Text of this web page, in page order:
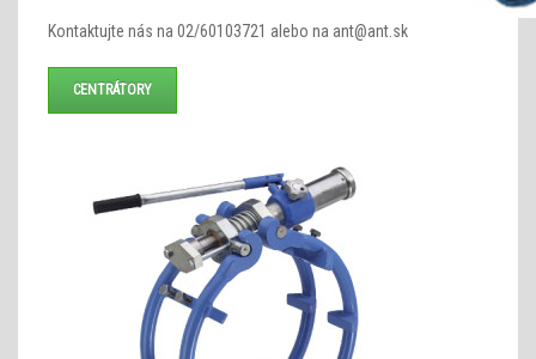
Kontaktujte nás na 02/60103721 alebo na ant@ant.sk
CENTRÁTORY